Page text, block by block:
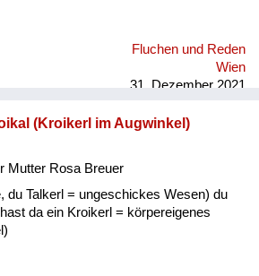
Fluchen und Reden
Wien
31. Dezember 2021
(Kroikerl im Augwinkel)
Mutter Rosa Breuer
du Talkerl = ungeschickes Wesen) du
da ein Kroikerl = körpereigenes